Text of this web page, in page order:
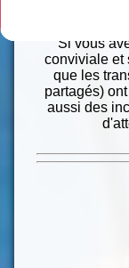
Si vous
conviviale et
que les
partagés)
aussi des